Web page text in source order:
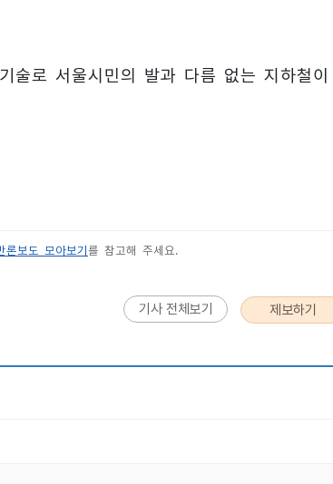
술로 서울시민의 발과 다름 없는 지하철
론보도 모아보기를 참고해 주세요.
기사 전체보기 제보하기